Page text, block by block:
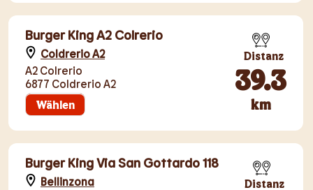
Burger King A2 Colrerio
Coldrerio A2
A2 Colrerio
6877 Coldrerio A2
Wählen
Distanz
39.3
km
Burger King Via San Gottardo 118
Bellinzona Distanz